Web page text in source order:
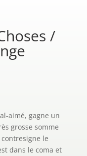
/
aimé, gagne un
grosse somme
contresigne le
dans le coma et